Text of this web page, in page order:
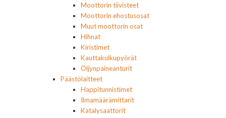
Moottorin tiivisteet
Moottorin ehostusosat
Muut moottorin osat
Hihnat
Kiristimet
Kauttakulkupyörät
Öljynpaineanturit
Päästölaitteet
Happitunnistimet
Ilmamäärämittarit
Katalysaattorit